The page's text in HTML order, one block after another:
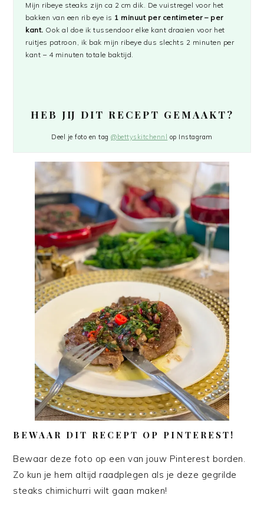
Mijn ribeye steaks zijn ca 2 cm dik. De vuistregel voor het
bakken van een rib eye is 1 minuut per centimeter – per
kant. Ook al doe ik tussendoor elke kant draaien voor het
ruitjes patroon, ik bak mijn ribeye dus slechts 2 minuten per
kant – 4 minuten totale baktijd.
HEB JIJ DIT RECEPT GEMAAKT?
Deel je foto en tag@bettyskitchennl op Instagram
BEWAAR DIT RECEPT OP PINTEREST!
Bewaar deze foto op een van jouw Pinterest borden.
Zo kun je hem altijd raadplegen als je deze gegrilde
steaks chimichurri wilt gaan maken!